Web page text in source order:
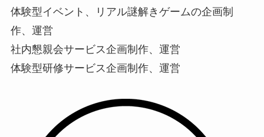
体験型イベント、リアル謎解きゲームの企画制
作、運営
社内懇親会サービス企画制作、運営
体験型研修サービス企画制作、運営